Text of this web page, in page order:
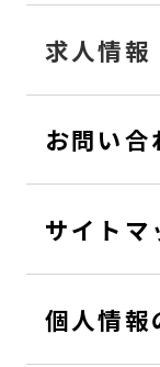
求人情報
お問い合
サイトマ
個人情報